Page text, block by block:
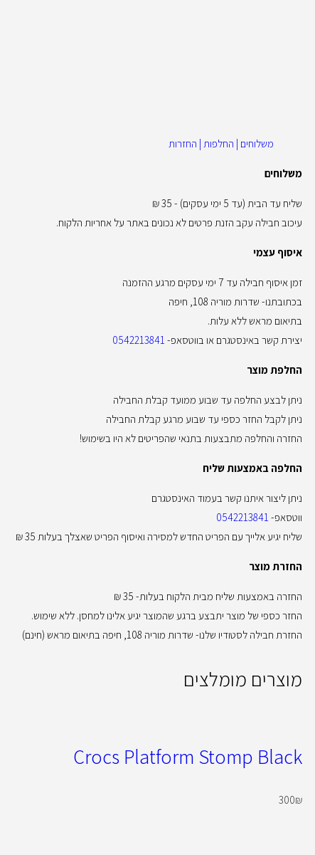
משלוחים | החלפות | החזרות
משלוחים
שליח עד הבית (עד 5 ימי עסקים) - 35 ₪
עיכוב חבילה עקב הזנת פרטים לא נכונים באתר על אחריות הלקוח.
איסוף עצמי
זמן איסוף חבילה עד 7 ימי עסקים מרגע ההזמנה
בכתובתנו- שדרות מוריה 108, חיפה
בתיאום מראש ללא עלות.
יצירת קשר באינסטגרם או בווטסאפ- 0542213841
החלפת מוצר
ניתן לבצע החלפה עד שבוע ממועד קבלת החבילה
ניתן לקבל החזר כספי עד שבוע מרגע קבלת החבילה
החזרה והחלפה מתבצעות בתנאי שהפריטים לא היו בשימוש!
החלפה באמצעות שליח
ניתן ליצור איתנו קשר בעמוד האינסטגרם
ווטסאפ- 0542213841
שליח יגיע אלייך עם הפריט החדש למסירה ואיסוף הפריט שאצלך בעלות 35 ₪
החזרת מוצר
החזרה באמצעות שליח מבית הלקוח בעלות- 35 ₪
החזר כספי של מוצר יתבצע ברגע שהמוצר יגיע אלינו למחסן. ללא שימוש.
החזרת חבילה לסטודיו שלנו- שדרות מוריה 108, חיפה בתיאום מראש (חינם)
מוצרים מומלצים
Crocs Platform Stomp Black
300₪